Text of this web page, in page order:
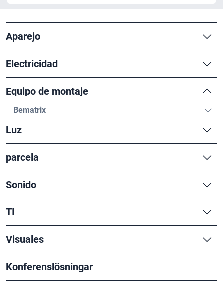
Aparejo
Electricidad
Equipo de montaje
Bematrix
Luz
parcela
Sonido
TI
Visuales
Konferenslösningar